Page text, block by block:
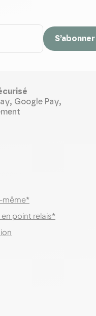
S’abonner
Google Pay,
même*
point relais*